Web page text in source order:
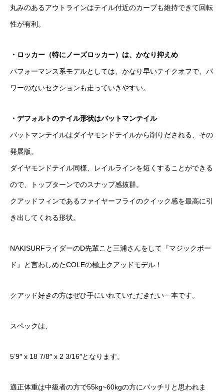
丸みのあるアウトラインはテイル付近のカーブも維持できて回転
性が有利。
・ロッカー（特にノーズロッカー）は、かなり抑えめ
パフォーマンス系モデルとしては、かなり早いテイクオフで、パ
ワーのないセクションも走っていきやすい。
・デフォルトのテイル形状はバットマンテイル
バットマンテイルはダイヤモンドテイルから削りだされる、その
発展版。
ダイヤモンドテイル同様、レイルラインを短くすることができる
ので、トップターンでのスナップ感抜群。
クアッドフィンであるファイヤーフライのクイック感を最高に引
き出してくれる形状。
NAKISURFライダーのD先輩こと三浦さんをして『マジックボー
ド』と言わしめたCOLEの極上クアッドモデル！
クアッド好きの方はぜひ手にいれていただきたい一本です。
スペックは、
5’9″ x 18 7/8″ x 2 3/16″となります。
適正体重は中級者の方で55kg~60kgの方にバッチリと思われま